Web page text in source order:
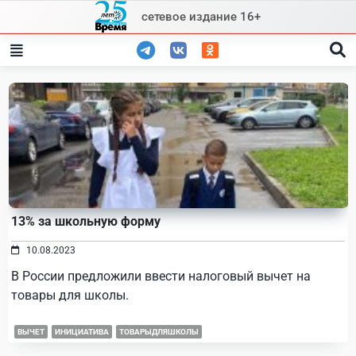
content
сетевое издание 16+
13% за школьную форму
10.08.2023
В России предложили ввести налоговый вычет на
товары для школы.
ВЫЧЕТ ИНИЦИАТИВА ТОВАРЫДЛЯШКОЛЫ